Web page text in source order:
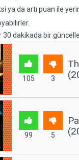
ya da artı puan ile
30 dakikada bir
105 3
99 5